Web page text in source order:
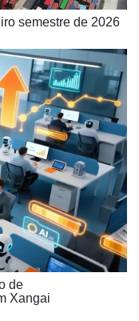
semestre de 2026
de
Xangai